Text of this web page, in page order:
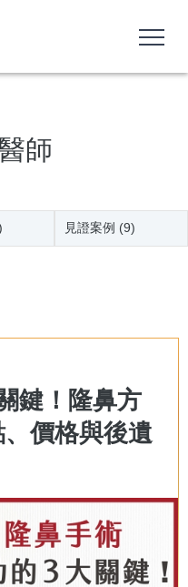
師
見證案例 (9)
鍵！隆鼻方
價格與後遺